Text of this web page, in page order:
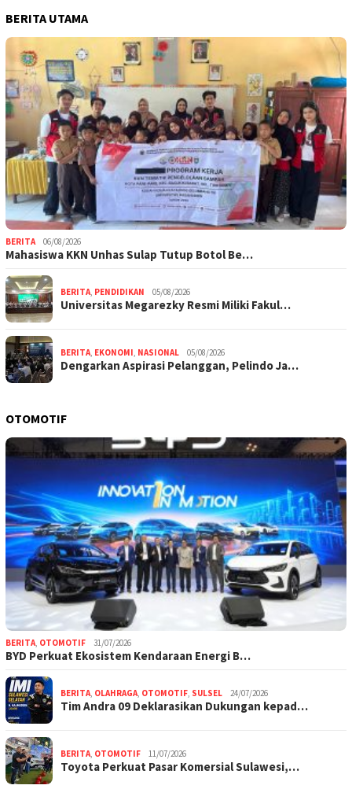
BERITA UTAMA
BERITA 06/08/2026
Mahasiswa KKN Unhas Sulap Tutup Botol Be…
BERITA, PENDIDIKAN 05/08/2026
Universitas Megarezky Resmi Miliki Fakul…
BERITA, EKONOMI, NASIONAL 05/08/2026
Dengarkan Aspirasi Pelanggan, Pelindo Ja…
OTOMOTIF
BERITA, OTOMOTIF 31/07/2026
BYD Perkuat Ekosistem Kendaraan Energi B…
BERITA, OLAHRAGA, OTOMOTIF, SULSEL 24/07/2026
Tim Andra 09 Deklarasikan Dukungan kepad…
BERITA, OTOMOTIF 11/07/2026
Toyota Perkuat Pasar Komersial Sulawesi,…